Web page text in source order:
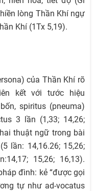
lòng Thần Khí ngự
Khí (1Tx 5,19).
của Thần Khí rõ
kết với tước hiệu
spiritus (pneuma)
3 lần (1,33; 14,26;
thuật ngữ trong bài
lần: 14,16.26; 15,26;
15,26; 16,13).
đình: kẻ “được gọi
tự như ad-vocatus